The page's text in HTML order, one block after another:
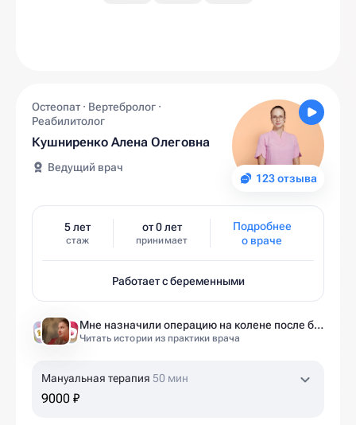
123 отзыва
Остеопат · Вертебролог ·
Реабилитолог
Кушниренко Алена Олеговна
Ведущий врач
5 лет
стаж
от 0 лет
принимает
Подробнее
о враче
Работает с беременными
Мне назначили операцию на колене после беременности. Оказалось — это было ошибкой
Читать истории из практики врача
Мануальная терапия 50 мин
9000 ₽